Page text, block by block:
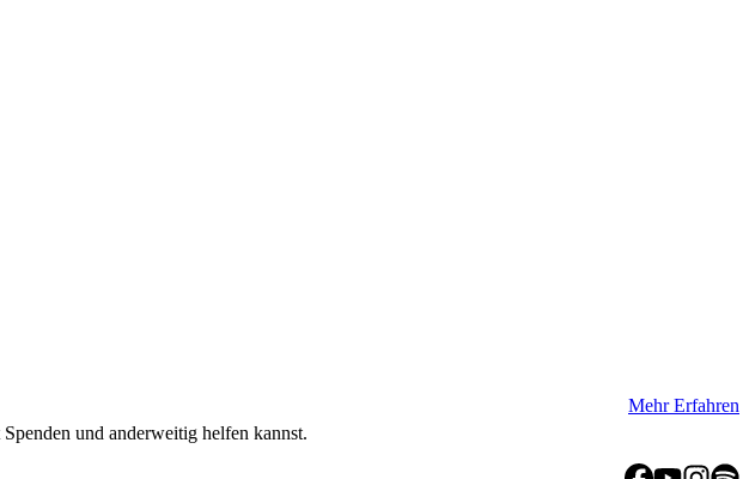
und anderweitig helfen kannst.
Mehr Erfahren